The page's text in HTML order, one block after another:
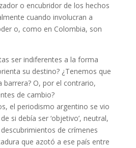
o encubridor de los hechos
cuando involucran a
o, como en Colombia, son
ser indiferentes a la forma
su destino? ¿Tenemos que
barrera? O, por el contrario,
de cambio?
el periodismo argentino se vio
si debía ser ‘objetivo’, neutral,
de crímenes
que azotó a ese país entre